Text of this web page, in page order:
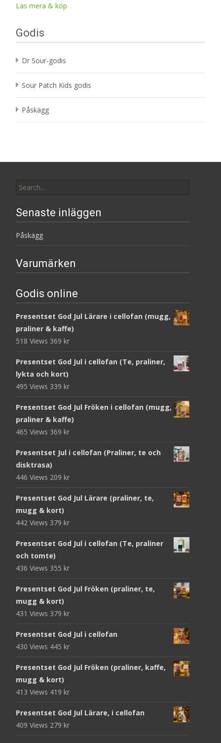
Läs mera & köp
Godis
Dr Sour-godis
Sour Patch Kids godis
Påskägg
for:
Senaste inläggen
Påskägg
Varumärken
Godis online
Presentset God Jul Lärare i cellofan (mugg,
praliner & kaffe)
518 Views 369 kr
Presentset God Jul i cellofan (Te, praliner,
lykta och kort)
495 Views 339 kr
Presentset God Jul Fröken i cellofan (mugg,
praliner & kaffe)
465 Views 369 kr
Presentset Jul i cellofan (Praliner, te och
disktrasa)
446 Views 209 kr
Presentset God Jul Lärare (praliner, te,
mugg & kort)
442 Views 379 kr
Presentset God Jul i cellofan (Te, praliner
och tomte)
436 Views 355 kr
Presentset God Jul Fröken (praliner, te,
mugg & kort)
431 Views 379 kr
Presentset God Jul i cellofan
430 Views 445 kr
Presentset God Jul Fröken (praliner, kaffe,
mugg & kort)
413 Views 419 kr
Presentset God Jul Lärare, i cellofan
409 Views 279 kr